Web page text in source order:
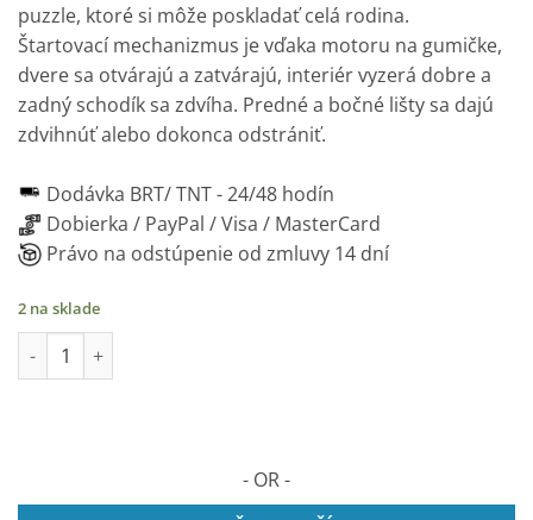
puzzle, ktoré si môže poskladať celá rodina.
Štartovací mechanizmus je vďaka motoru na gumičke,
dvere sa otvárajú a zatvárajú, interiér vyzerá dobre a
zadný schodík sa zdvíha. Predné a bočné lišty sa dajú
zdvihnúť alebo dokonca odstrániť.
Dodávka BRT/ TNT -24/48 hodín
Dobierka / PayPal / Visa / MasterCard
Právo na odstúpenie od zmluvy 14 dní
2 na sklade
množstvo Snežné auto - mechanické drevené puzzle, 460
- OR -